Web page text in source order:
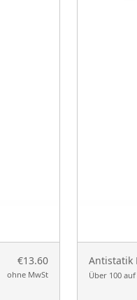
€13.60
ohne MwSt
Antistatik
Über 100